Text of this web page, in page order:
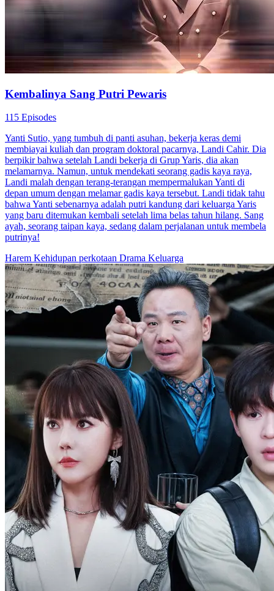
Kembalinya Sang Putri Pewaris
115 Episodes
Yanti Sutio, yang tumbuh di panti asuhan, bekerja keras demi
membiayai kuliah dan program doktoral pacarnya, Landi Cahir. Dia
berpikir bahwa setelah Landi bekerja di Grup Yaris, dia akan
melamarnya. Namun, untuk mendekati seorang gadis kaya raya,
Landi malah dengan terang-terangan mempermalukan Yanti di
depan umum dengan melamar gadis kaya tersebut. Landi tidak tahu
bahwa Yanti sebenarnya adalah putri kandung dari keluarga Yaris
yang baru ditemukan kembali setelah lima belas tahun hilang. Sang
ayah, seorang taipan kaya, sedang dalam perjalanan untuk membela
putrinya!
Harem Kehidupan perkotaan Drama Keluarga